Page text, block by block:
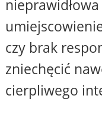
czy brak
zniechęcić
cierpliwego